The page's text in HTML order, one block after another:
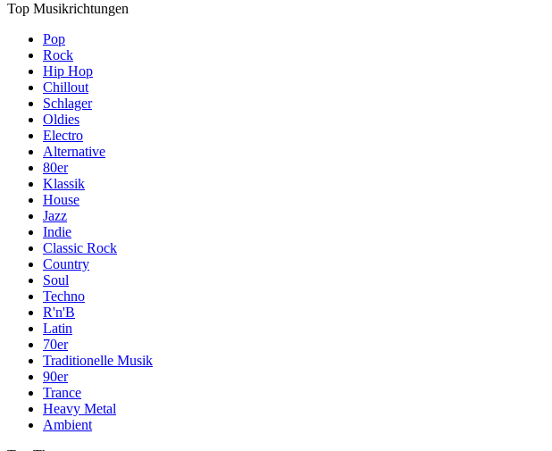
Top Musikrichtungen
Pop
Rock
Hip Hop
Chillout
Schlager
Oldies
Electro
Alternative
80er
Klassik
House
Jazz
Indie
Classic Rock
Country
Soul
Techno
R'n'B
Latin
70er
Traditionelle Musik
90er
Trance
Heavy Metal
Ambient